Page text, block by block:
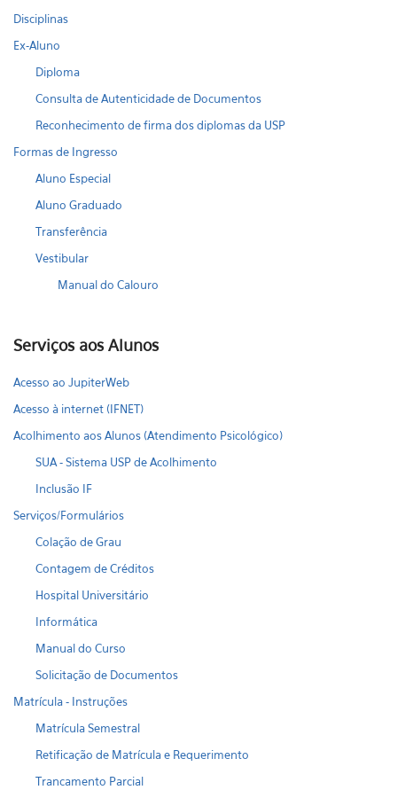
Disciplinas
Ex-Aluno
Diploma
Consulta de Autenticidade de Documentos
Reconhecimento de firma dos diplomas da USP
Formas de Ingresso
Aluno Especial
Aluno Graduado
Transferência
Vestibular
Manual do Calouro
Serviços aos Alunos
Acesso ao JupiterWeb
Acesso à internet (IFNET)
Acolhimento aos Alunos (Atendimento Psicológico)
SUA - Sistema USP de Acolhimento
Inclusão IF
Serviços/Formulários
Colação de Grau
Contagem de Créditos
Hospital Universitário
Informática
Manual do Curso
Solicitação de Documentos
Matrícula - Instruções
Matrícula Semestral
Retificação de Matrícula e Requerimento
Trancamento Parcial